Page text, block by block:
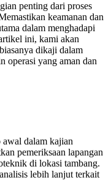
penting dari proses
keamanan dan
dalam menghadapi
ini, kami akan
dikaji dalam
operasi yang aman dan
dalam kajian
pemeriksaan lapangan
di lokasi tambang.
lebih lanjut terkait